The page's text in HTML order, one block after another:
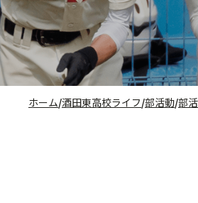
ホーム 酒田東高校ライフ 部活動 部